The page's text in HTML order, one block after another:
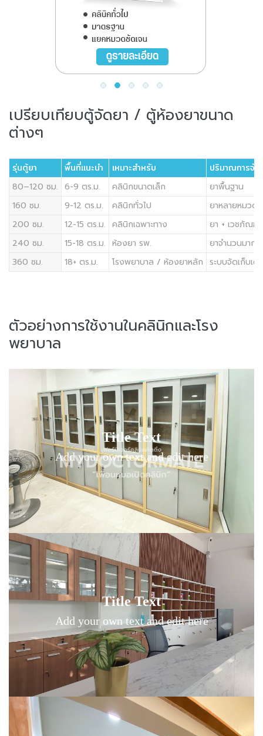
เปรียบเทียบตู้จัดยา / ตู้ห้องยาขนาด
ต่างๆ
รุ่นตู้ยา พื้นที่แนะนำ เหมาะสำหรับ ปริมาณการจัด
80–120 ซม. 6-9 ตร.ม. คลินิกขนาดเล็ก
ยาพื้นฐาน
160 ซม.
9-12 ตร.ม. คลินิกทั่วไป
ยาหลายหมวด
200 ซม.
12-15 ตร.ม. คลินิกเฉพาะทาง
ยา + เวชภัณฑ์
240 ซม.
15-18 ตร.ม. ห้องยา รพ.
ยาจำนวนมาก
360 ซม.
18+ ตร.ม. โรงพยาบาล / ห้องยาหลัก ระบบจัดเก็บเ
ตัวอย่างการใช้งานในคลินิกและโรง
พยาบาล
Title Text
Add your own text and edit here
Title Text on hover
Add your own text hover and edit here
Title Text
Add your own text and edit here
Title Text on hover
Add your own text hover and edit here